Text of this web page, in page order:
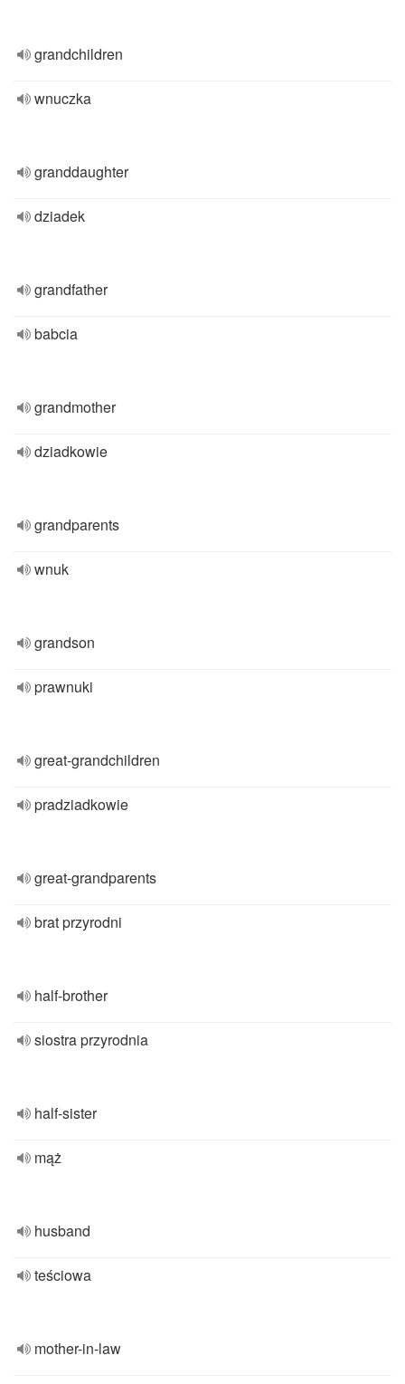
grandchildren
wnuczka
granddaughter
dziadek
grandfather
babcia
grandmother
dziadkowie
grandparents
wnuk
grandson
prawnuki
great-grandchildren
pradziadkowie
great-grandparents
brat przyrodni
half-brother
siostra przyrodnia
half-sister
mąż
husband
teściowa
mother-in-law